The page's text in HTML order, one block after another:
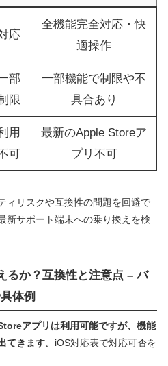
応
全機能完全対応・快
適操作
部
限
一部機能で制限や不
具合あり
用
可
最新のApple Storeア
プリ不可
ィリスクや互換性の問題を回避で
新サポート端末への乗り換えを検
るか？互換性と注意点 – バ
体例
アプリは利用可能ですが、機能
てきます。 iOS対応表で対応可否を